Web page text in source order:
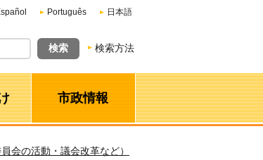
Português
日本語
検索方法
市政情報
会の活動・議会改革など）